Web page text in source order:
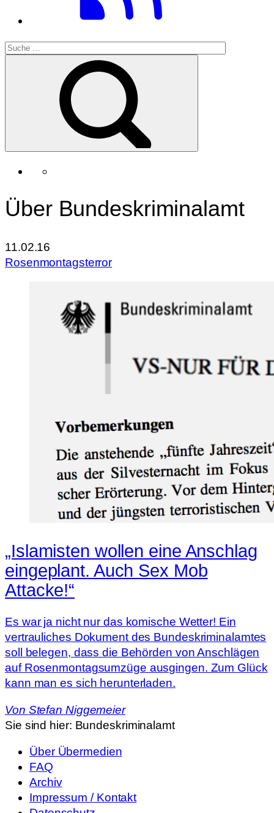
Über Bundeskriminalamt
11.02.16
Rosenmontagsterror
„Islamisten wollen eine Anschlag
eingeplant. Auch Sex Mob
Attacke!“
Es war ja nicht nur das komische Wetter! Ein
vertrauliches Dokument des Bundeskriminalamtes
soll belegen, dass die Behörden von Anschlägen
auf Rosenmontagsumzüge ausgingen. Zum Glück
kann man es sich herunterladen.
Von Stefan Niggemeier
Sie sind hier: Bundeskriminalamt
Über Übermedien
FAQ
Archiv
Impressum / Kontakt